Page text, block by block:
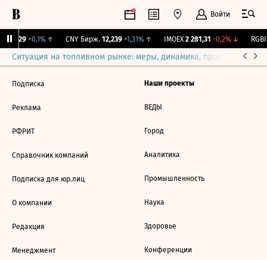
Войти
115,29 +0,1%↑ CNY Бирж. 12,239 +1,31%↑ IMOEX 2 281,31 -0,2%↓
Ситуация на топливном рынке: меры, динамика, прогнозы
Подписка
Реклама
РФРИТ
Справочник компаний
Подписка для юр.лиц
О компании
Редакция
Менеджмент
Наши проекты
ВЕДЫ
Город
Аналитика
Промышленность
Наука
Здоровье
Конференции